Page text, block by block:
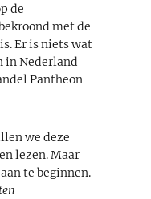
de
met de
Er is niets wat
in Nederland
Pantheon
we deze
lezen. Maar
te beginnen.